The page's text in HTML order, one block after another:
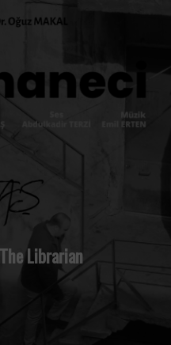
Librarian